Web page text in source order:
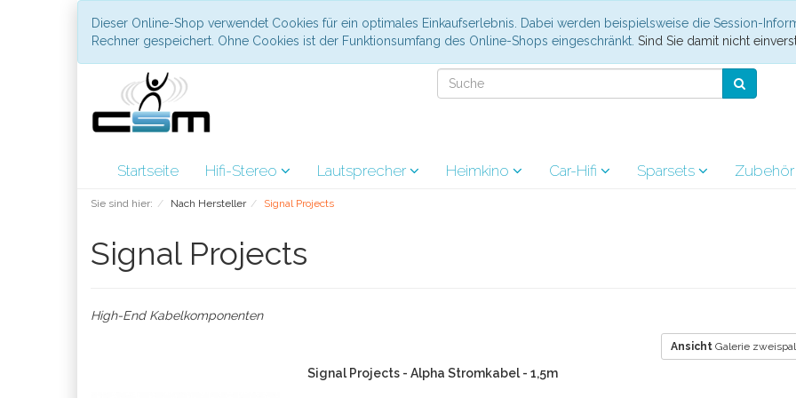
Dieser Online-Shop verwendet Cookies für ein optimales Einkaufserlebnis. Dabei werden beispielsweise die Session-
Rechner gespeichert. Ohne Cookies ist der Funktionsumfang des Online-Shops eingeschränkt. Sind Sie damit nicht
Startseite Hifi-Stereo Lautsprecher Heimkino Car-Hifi Sparsets
Sie sind hier: Nach Hersteller Signal Projects
Signal Projects
High-End Kabelkomponenten
Ansicht Galerie
Signal Projects - Alpha Stromkabel - 1,5m